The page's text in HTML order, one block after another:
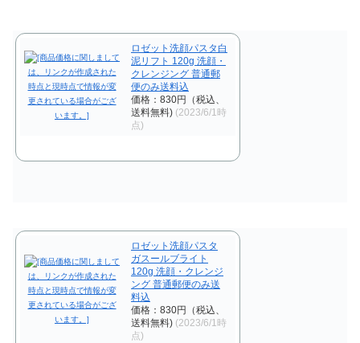
ロゼット洗顔パスタ白
泥リフト 120g 洗顔・
クレンジング 普通郵
便のみ送料込
価格：830円（税込、
送料無料) (2023/6/1時
点)
ロゼット洗顔パスタ
ガスールブライト
120g 洗顔・クレンジ
ング 普通郵便のみ送
料込
価格：830円（税込、
送料無料) (2023/6/1時
点)